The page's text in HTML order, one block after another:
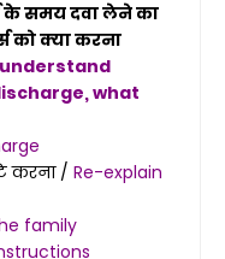
के समय दवा लेने का
को क्या करना
what
करना / Re-explain
family